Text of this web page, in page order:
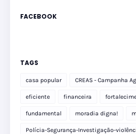
FACEBOOK
TAGS
casa popular CREAS - Campanha
eficiente financeira
fundamental moradia digna!
Polícia-Segurança-Investigação-